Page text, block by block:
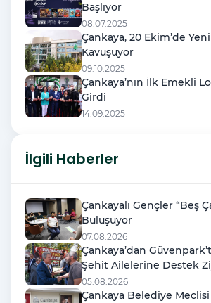
Başlıyor
08.07.2025
Çankaya, 20 Ekim’de
Kavuşuyor
09.10.2025
Çankaya’nın İlk Emekli
Girdi
14.09.2025
İlgili Haberler
Çankayalı Gençler “Beş
Buluşuyor
07.08.2026
Çankaya’dan
Şehit Ailelerine Destek
05.08.2026
Çankaya Belediye